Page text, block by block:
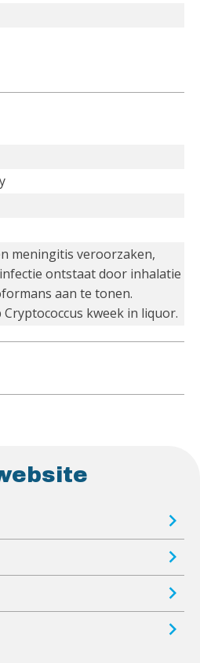
meningitis veroorzaken,
ontstaat door inhalatie
aan te tonen.
kweek in liquor.